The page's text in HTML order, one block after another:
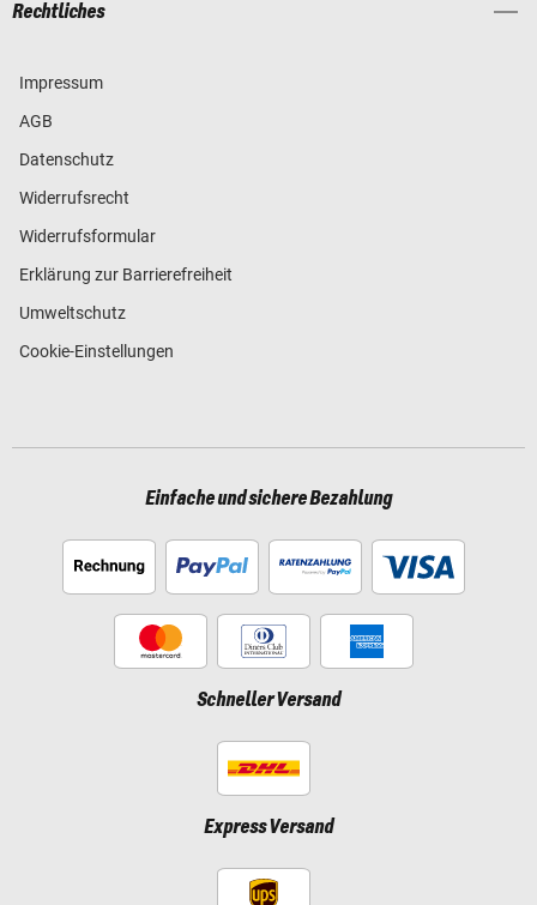
Rechtliches
Impressum
AGB
Datenschutz
Widerrufsrecht
Widerrufsformular
Erklärung zur Barrierefreiheit
Umweltschutz
Cookie-Einstellungen
Einfache und sichere Bezahlung
Schneller Versand
Express Versand